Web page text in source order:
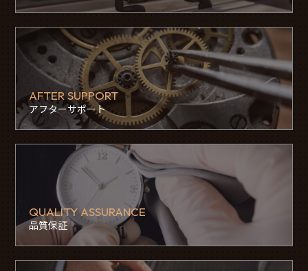
AFTER SUPPORT
アフターサポート
QUALITY ASSURANCE
品質保証